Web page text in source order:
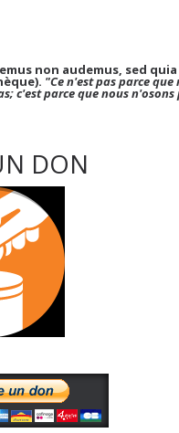
non audemus, sed
"Ce n'est pas parce
c'est parce que nous
DON